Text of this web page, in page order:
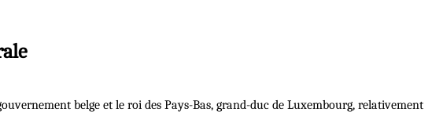
belge et le roi des Pays-Bas, grand-duc de Luxembourg, relativement